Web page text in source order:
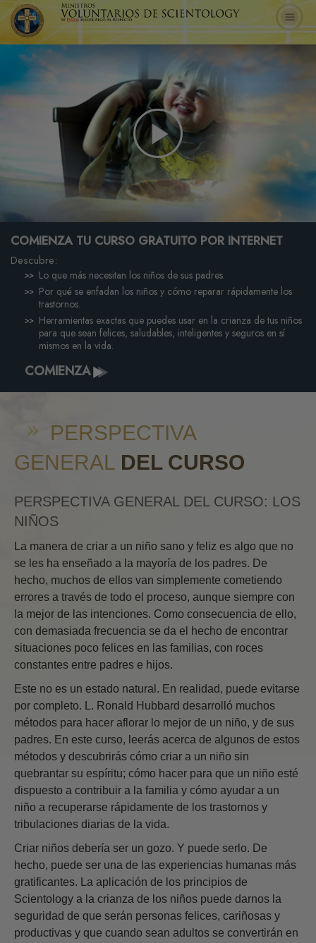
Play
Video
COMIENZA TU CURSO GRATUITO POR INTERNET
Descubre:
Lo que más necesitan los niños de sus padres.
Por qué se enfadan los niños y cómo reparar rápidamente los
trastornos.
Herramientas exactas que puedes usar en la crianza de tus niños
para que sean felices, saludables, inteligentes y seguros en sí
mismos en la vida.
COMIENZA
PERSPECTIVA
GENERAL DEL CURSO
PERSPECTIVA GENERAL DEL CURSO: LOS
NIÑOS
La manera de criar a un niño sano y feliz es algo que no
se les ha enseñado a la mayoría de los padres. De
hecho, muchos de ellos van simplemente cometiendo
errores a través de todo el proceso, aunque siempre con
la mejor de las intenciones. Como consecuencia de ello,
con demasiada frecuencia se da el hecho de encontrar
situaciones poco felices en las familias, con roces
constantes entre padres e hijos.
Este no es un estado natural. En realidad, puede evitarse
por completo. L. Ronald Hubbard desarrolló muchos
métodos para hacer aflorar lo mejor de un niño, y de sus
padres. En este curso, leerás acerca de algunos de estos
métodos y descubrirás cómo criar a un niño sin
quebrantar su espíritu; cómo hacer para que un niño esté
dispuesto a contribuir a la familia y cómo ayudar a un
niño a recuperarse rápidamente de los trastornos y
tribulaciones diarias de la vida.
Criar niños debería ser un gozo. Y puede serlo. De
hecho, puede ser una de las experiencias humanas más
gratificantes. La aplicación de los principios de
Scientology a la crianza de los niños puede darnos la
seguridad de que serán personas felices, cariñosas y
productivas y que cuando sean adultos se convertirán en